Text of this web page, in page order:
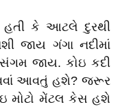
હતી કે આટલે દુરથી
જાય ગંગા નદીમાં
સંગમ જાય. કોઇ કદી
આવતું હશે? જરૂર
મોટો મેંટલ કેસ હશે